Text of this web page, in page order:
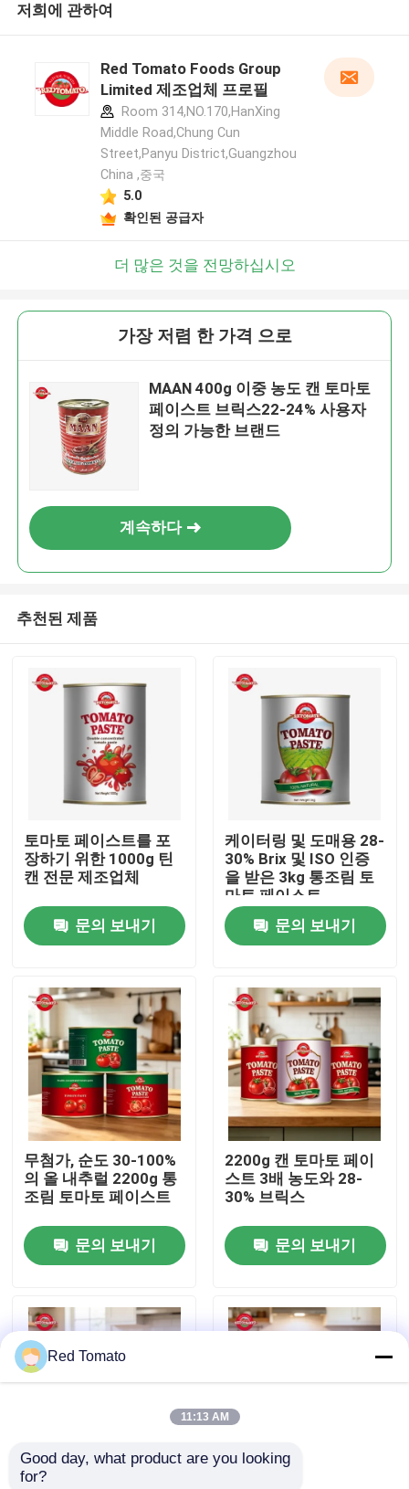
제품
비디오
우리 에 관한 것
공장 투어
품질 관리
저희와 연락
인용 을 요청 하십시오
붉은 토마토 페이스트
드럼 토마토 페이스트
저희에 관하여
Red Tomato Foods Group
Limited 제조업체 프로필
Room 314,NO.170,HanXing
Middle Road,Chung Cun
Street,Panyu District,Guangzhou
China ,중국
5.0
확인된 공급자
더 많은 것을 전망하십시오
가장 저렴 한 가격 으로
MAAN 400g 이중 농도 캔 토마토
페이스트 브릭스22-24% 사용자
정의 가능한 브랜드
계속하다
추천된 제품
토마토 페이스트를 포
장하기 위한 1000g 틴
캔 전문 제조업체
문의 보내기
케이터링 및 도매용 28-
30% Brix 및 ISO 인증
을 받은 3kg 통조림 토
마토 페이스트
문의 보내기
무첨가, 순도 30-100%
의 올 내추럴 2200g 통
조림 토마토 페이스트
문의 보내기
2200g 캔 토마토 페이
스트 3배 농도와 28-
30% 브릭스
문의 보내기
28~30%의 브릭스, ISO,
Red Tomato
11:13 AM
Good day, what product are you looking
for?